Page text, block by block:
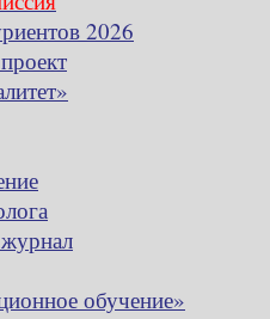
2026
обучение»